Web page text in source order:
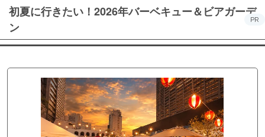
初夏に行きたい！2026年バーベキュー＆ビアガーデ
ン
PR